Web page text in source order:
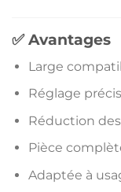
✅ Avantages
Large
Réglage
Réduction
Pièce
Adaptée à